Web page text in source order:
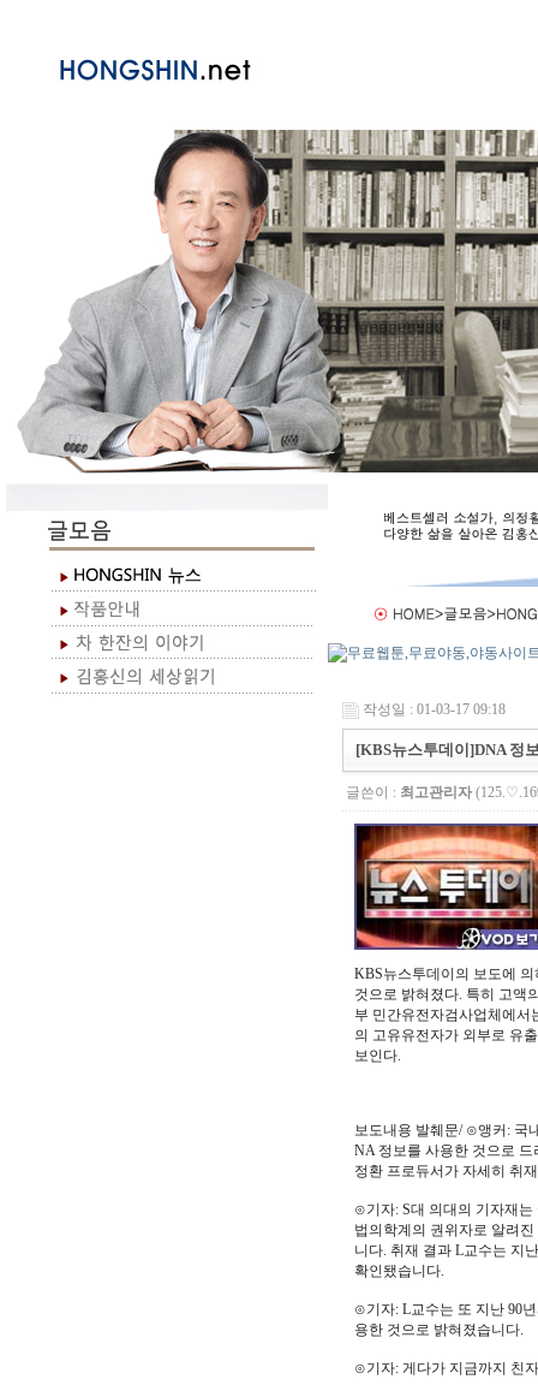
작성일 : 01-03-17 09:18
[KBS뉴스투데이]DNA 정
글쓴이 : 최고관리자
KBS뉴스투데이의 보도에
것으로 밝혀졌다. 특히 고액
부 민간유전자검사업체에서
의 고유유전자가 외부로 유
보인다.
보도내용 발췌문/ ⊙앵커: 국
NA 정보를 사용한 것으로
정환 프로듀서가 자세히 취
⊙기자: S대 의대의 기자재
법의학계의 권위자로 알려
니다. 취재 결과 L교수는 지
확인됐습니다.
⊙기자: L교수는 또 지난 90
용한 것으로 밝혀졌습니다.
⊙기자: 게다가 지금까지 친